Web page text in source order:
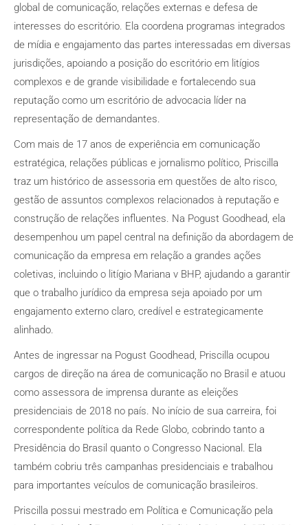
global de comunicação, relações externas e defesa de
interesses do escritório. Ela coordena programas integrados
de mídia e engajamento das partes interessadas em diversas
jurisdições, apoiando a posição do escritório em litígios
complexos e de grande visibilidade e fortalecendo sua
reputação como um escritório de advocacia líder na
representação de demandantes.
Com mais de 17 anos de experiência em comunicação
estratégica, relações públicas e jornalismo político, Priscilla
traz um histórico de assessoria em questões de alto risco,
gestão de assuntos complexos relacionados à reputação e
construção de relações influentes. Na Pogust Goodhead, ela
desempenhou um papel central na definição da abordagem de
comunicação da empresa em relação a grandes ações
coletivas, incluindo o litígio Mariana v BHP, ajudando a garantir
que o trabalho jurídico da empresa seja apoiado por um
engajamento externo claro, credível e estrategicamente
alinhado.
Antes de ingressar na Pogust Goodhead, Priscilla ocupou
cargos de direção na área de comunicação no Brasil e atuou
como assessora de imprensa durante as eleições
presidenciais de 2018 no país. No início de sua carreira, foi
correspondente política da Rede Globo, cobrindo tanto a
Presidência do Brasil quanto o Congresso Nacional. Ela
também cobriu três campanhas presidenciais e trabalhou
para importantes veículos de comunicação brasileiros.
Priscilla possui mestrado em Política e Comunicação pela